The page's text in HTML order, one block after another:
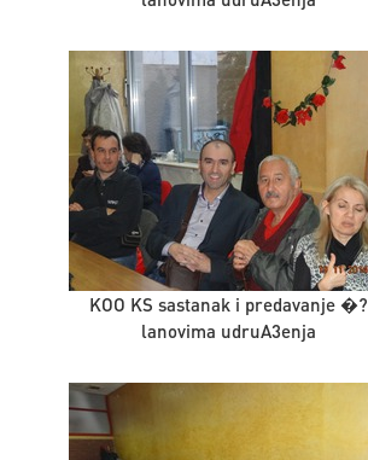
KOO KS sastanak i predavanje �?
lanovima udruA3enja